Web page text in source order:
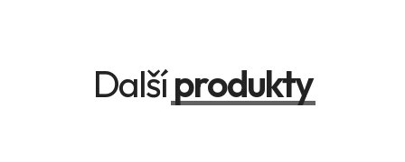
Dalšíprodukty